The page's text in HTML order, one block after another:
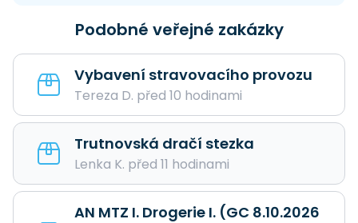
Podobné veřejné zakázky
Vybavení stravovacího provozu
Tereza D. před 10 hodinami
Trutnovská dračí stezka
Lenka K. před 11 hodinami
AN MTZ I. Drogerie I. (GC 8.10.2026